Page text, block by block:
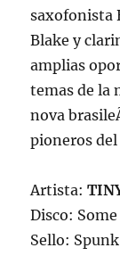
saxofonista
Blake y
amplias
temas de la
nova
pioneros del
Artista:
Disco:
Sello: